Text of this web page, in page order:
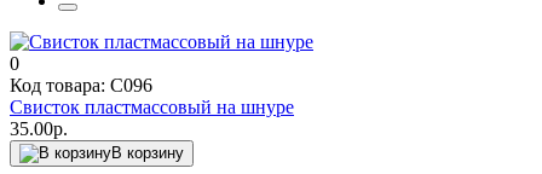
0
Код товара: С096
Свисток пластмассовый на шнуре
35.00р.
В корзину